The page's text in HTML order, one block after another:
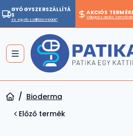
GYÓGYSZERSZÁLLÍTÁ
S
és egyéb szállítási módok*
AKCIÓS
Válogass akciós
Bioderma
Előző termék